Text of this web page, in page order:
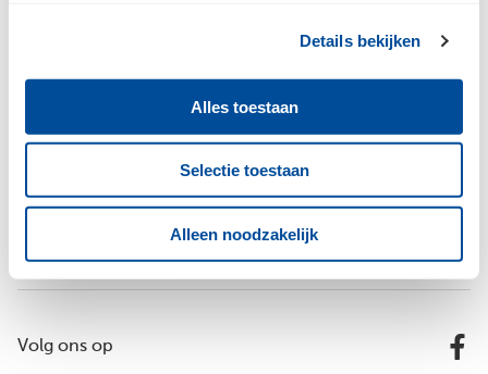
Details bekijken
Alles toestaan
Selectie toestaan
Alleen noodzakelijk
Volg ons op